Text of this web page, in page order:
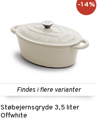
Findes i flere varianter
Støbejernsgryde 3,5 liter
Offwhite
-14%